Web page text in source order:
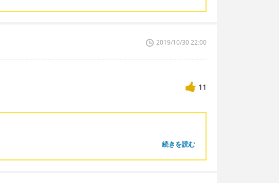
2019/10/30 22:00
11
続きを読む